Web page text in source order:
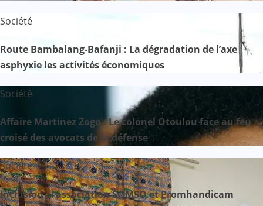
Société
Route Bambalang-Bafanji : La dégradation de l’axe
asphyxie les activités économiques
Société
Affaire Martinez Zogo : Le colonel Otoulou face au feu
croisé des avocats de la défense
Société
Inclusion : l’association SOMSO et Promhandicam